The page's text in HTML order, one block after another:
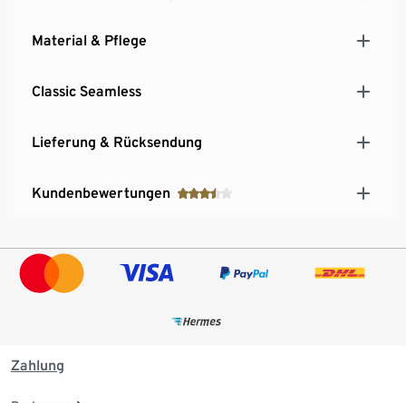
Material & Pflege
Classic Seamless
Lieferung & Rücksendung
Kundenbewertungen
Zahlung